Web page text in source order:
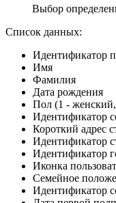
Выбор
Список данных:
Идентификатор
Имя
Фамилия
Дата рождения
Пол (1 -
Идентификатор
Короткий адрес
Идентификатор
Идентификатор
Иконка
Семейное
Идентификатор